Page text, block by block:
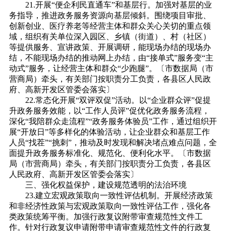
21.开展“便企利民直通车”和基层行。加强对基层的业
务指导，推进政务服务资源向基层倾斜。围绕项目审批、
创新创业、医疗养老等经营主体和群众关心关切的重点领
域，组织有关单位深入园区、乡镇（街道）、村（社区）
等提供服务、宣讲政策、开展调研，能现场办结的现场办
结，不能现场办结的推动网上办结，由“接单式”服务变“主
动式”服务，让经营主体和群众“少跑腿”。〔市数据局（市
营商局）牵头，有关部门按职责分工负责，各县区人民政
府、高新开发区管委会落实〕
22.常态化开展“双评双促”活动。以“企业群众评”促提
升政务服务效能，以“工作人员评”促优化政务服务流程，
深化“我陪群众走流程”“政务服务体验员”工作，通过组织开
展“开放日”等多样化的体验活动，让企业群众和基层工作
人员“找茬”“挑刺”，推动及时发现和解决堵点难点问题，全
面提升政务服务标准化、规范化、便利化水平。〔市数据
局（市营商局）牵头，有关部门按职责分工负责，各县区
人民政府、高新开发区管委会落实〕
三、强化权益保护，建设规范透明的法治环境
23.建立宏观政策取向一致性评估机制。开展经济政策
和非经济性政策与宏观政策取向一致性评估工作，强化各
类政策统筹平衡。加强行政复议附带审查规范性文件工
作。针对行政复议申请附带申请审查规范性文件的行政复